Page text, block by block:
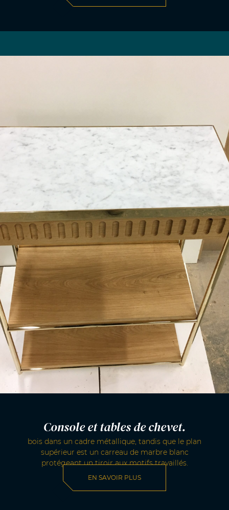
Console et tables de chevet.
bois dans un cadre métallique, tandis que le plan
supérieur est un carreau de marbre blanc
protégeant un tiroir aux motifs travaillés.
EN SAVOIR PLUS